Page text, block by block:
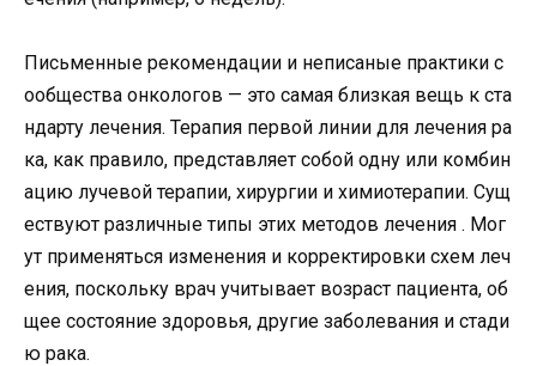
Письменные рекомендации и неписаные практики с
ообщества онкологов — это самая близкая вещь к ста
ндарту лечения. Терапия первой линии для лечения ра
ка, как правило, представляет собой одну или комбин
ацию лучевой терапии, хирургии и химиотерапии. Сущ
ествуют различные типы этих методов лечения . Мог
ут применяться изменения и корректировки схем леч
ения, поскольку врач учитывает возраст пациента, об
щее состояние здоровья, другие заболевания и стади
ю рака.